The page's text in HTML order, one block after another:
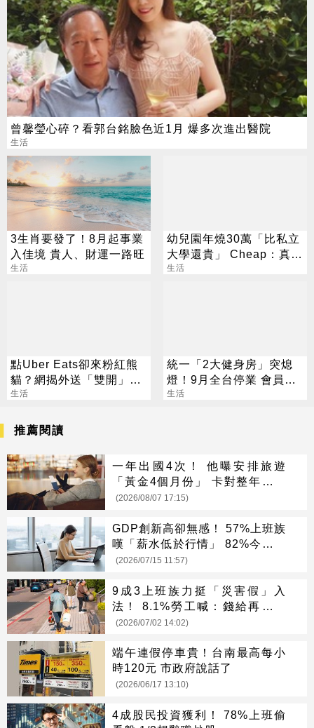
曾馨瑩心碎？看郭台銘臉色近1月 爆多次進出醫院
生活
3生肖要發了！8月起事業
入佳境 貴人、財運一路旺
生活
幼兒園年燒30萬「比私立
大學還貴」 Cheap：真心
敬佩願意生
生活
點Uber Eats卻來粉紅熊
貓？網揭外送「雙開」暗
黑招數
生活
統一「2大健身房」突熄
燈！9月全台停業 會員退
費方案一次看
生活
推薦閱讀
一年出國4次！ 他曝安排旅遊
「黃金4個月份」 卡對整年活在
期待中
(2026/08/07 17:15)
GDP創新高卻無感！ 57%上班族
嘆「薪水低於行情」 82%今年沒
加薪
(2026/07/15 11:57)
9成3上班族力挺「災害假」入
法！ 8.1%勞工喊：錢給再多都
不願
(2026/07/02 14:02)
端午連假停車貴！台南最高每小
時120元 市政府說話了
(2026/06/17 13:10)
4成股民投資獲利！ 78%上班偷